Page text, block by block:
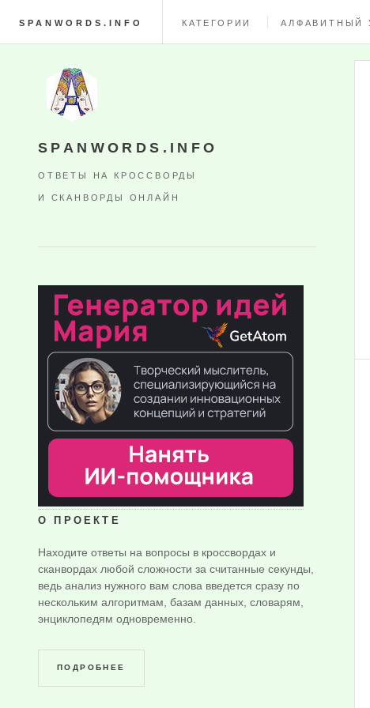
SPANWORDS.INFO КАТЕГОРИИ АЛФАВИТНЫЙ
SPANWORDS.INFO
ОТВЕТЫ НА КРОССВОРДЫ
И СКАНВОРДЫ ОНЛАЙН
О ПРОЕКТЕ
Находите ответы на вопросы в кроссвордах и
сканвордах любой сложности за считанные секунды,
ведь анализ нужного вам слова введется сразу по
нескольким алгоритмам, базам данных, словарям,
энциклопедям одновременно.
ПОДРОБНЕЕ